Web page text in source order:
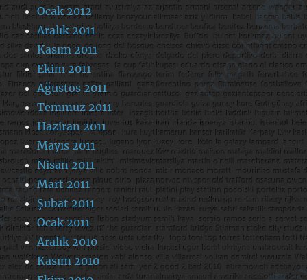
Ocak 2012
Aralık 2011
Kasım 2011
Ekim 2011
Ağustos 2011
Temmuz 2011
Haziran 2011
Mayıs 2011
Nisan 2011
Mart 2011
Şubat 2011
Ocak 2011
Aralık 2010
Kasım 2010